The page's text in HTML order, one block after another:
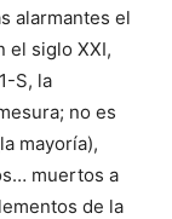
alarmantes el
el siglo XXI,
S, la
no es
mayoría),
muertos a
de la